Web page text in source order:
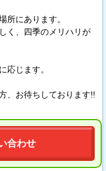
所にあります。
く、四季のメリハリが
応じます。
、お待ちしております!!
合わせ